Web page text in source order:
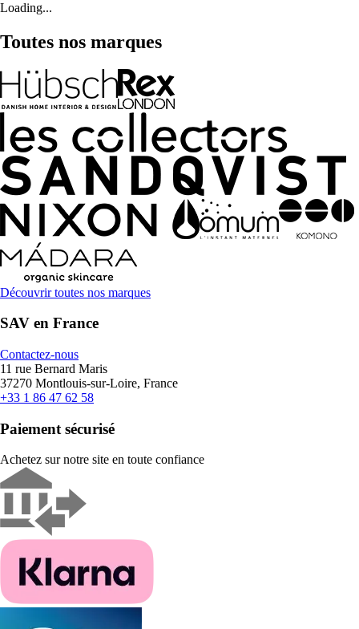
Loading...
Toutes nos marques
Découvrir toutes nos marques
SAV en France
Contactez-nous
11 rue Bernard Maris
37270 Montlouis-sur-Loire, France
+33 1 86 47 62 58
Paiement sécurisé
Achetez sur notre site en toute confiance